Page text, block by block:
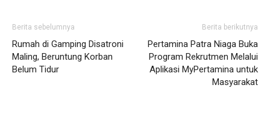
Berita sebelumnya
Rumah di Gamping Disatroni
Maling, Beruntung Korban
Belum Tidur
Berita berikutnya
Pertamina Patra Niaga Buka
Program Rekrutmen Melalui
Aplikasi MyPertamina untuk
Masyarakat